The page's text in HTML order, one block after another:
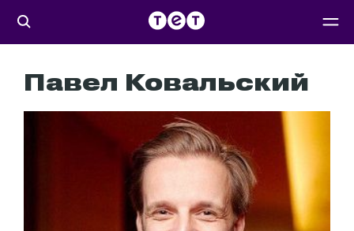
Павел Ковальский